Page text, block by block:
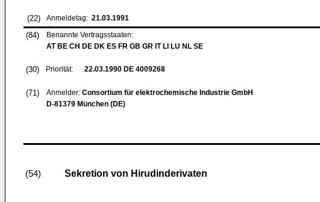
(22) Anmeldetag: 21.03.1991
(84)
Benannte Vertragsstaaten:
AT BE CH DE DK ES FR GB GR IT LI LU NL SE
(30) Priorität: 22.03.1990 DE 4009268
(71) Anmelder: Consortium für elektrochemische Industrie GmbH
D-81379 München (DE)
(54) Sekretion von Hirudinderivaten